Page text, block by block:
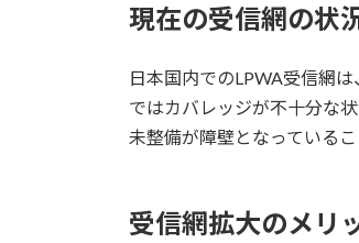
現在の受信網の状
日本国内でのLPWA受信網
ではカバレッジが不十分な
未整備が障壁となっているこ
受信網拡大のメリ